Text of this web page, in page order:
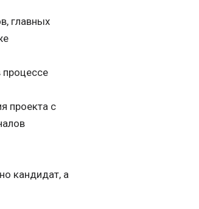
главных
процессе
проекта с
кандидат, а